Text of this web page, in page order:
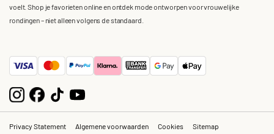
voelt. Shop je favorieten online en ontdek mode ontworpen voor vrouwelijke
rondingen – niet alleen volgens de standaard.
Privacy Statement Algemene voorwaarden Cookies Sitemap